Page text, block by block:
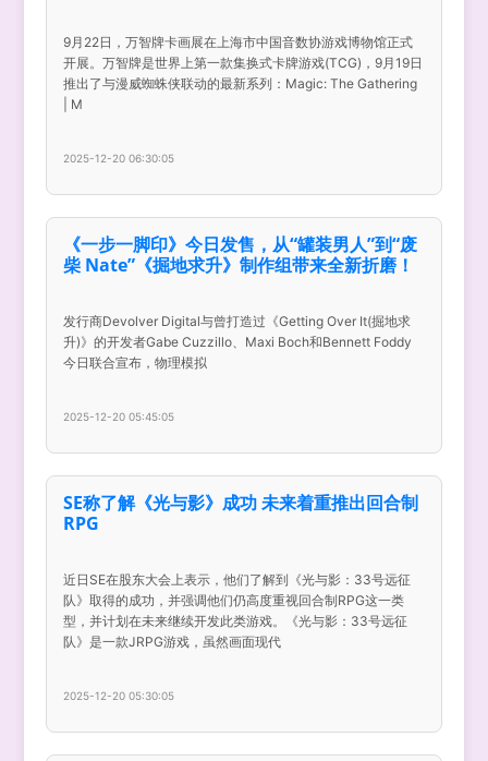
9月22日，万智牌卡画展在上海市中国音数协游戏博物馆正式
开展。万智牌是世界上第一款集换式卡牌游戏(TCG)，9月19日
推出了与漫威蜘蛛侠联动的最新系列：Magic: The Gathering
| M
2025-12-20 06:30:05
《一步一脚印》今日发售，从“罐装男人”到“废
柴 Nate”《掘地求升》制作组带来全新折磨！
发行商Devolver Digital与曾打造过《Getting Over It(掘地求
升)》的开发者Gabe Cuzzillo、Maxi Boch和Bennett Foddy
今日联合宣布，物理模拟
2025-12-20 05:45:05
SE称了解《光与影》成功 未来着重推出回合制
RPG
近日SE在股东大会上表示，他们了解到《光与影：33号远征
队》取得的成功，并强调他们仍高度重视回合制RPG这一类
型，并计划在未来继续开发此类游戏。《光与影：33号远征
队》是一款JRPG游戏，虽然画面现代
2025-12-20 05:30:05